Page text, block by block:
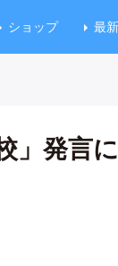
ショップ 最新
」発言